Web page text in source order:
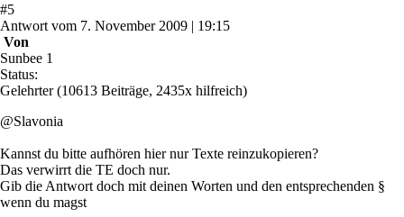
#5
Antwort vom 7. November 2009 | 19:15
Von
Sunbee 1
Status:
Gelehrter (10613 Beiträge, 2435x hilfreich)
@Slavonia
Kannst du bitte aufhören hier nur Texte reinzukopieren?
Das verwirrt die TE doch nur.
Gib die Antwort doch mit deinen Worten und den entsprechenden §
wenn du magst